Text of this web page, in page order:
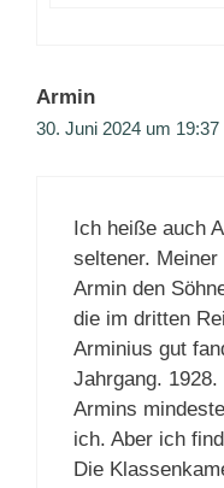
Armin
30. Juni 2024 um 19:37
Ich heiße auch
seltener.
Armin den
die im dritten
Arminius gut
Jahrgang.
Armins
ich. Aber ich
Die